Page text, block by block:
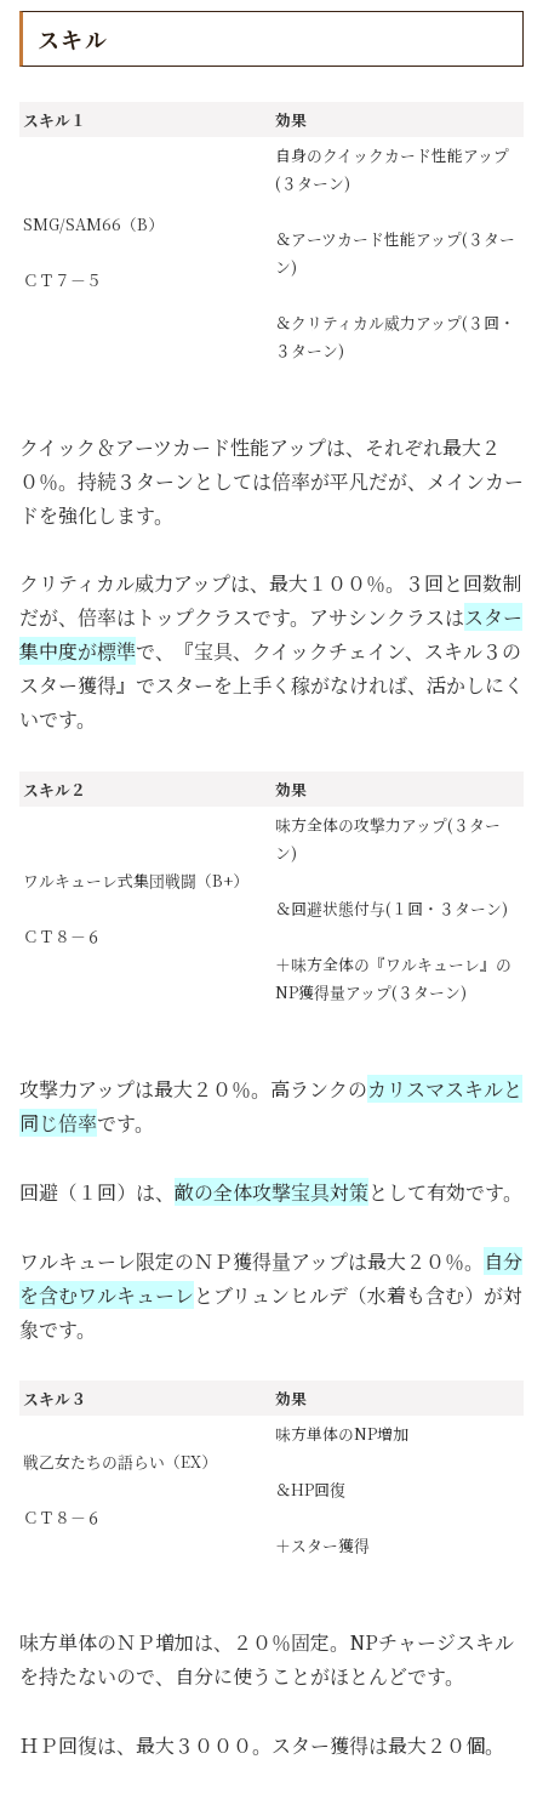
スキル
スキル１ 効果
SMG/SAM66（B）
ＣＴ７－５
自身のクイックカード性能アップ
(３ターン)
＆アーツカード性能アップ(３ター
ン)
＆クリティカル威力アップ(３回・
３ターン)
クイック＆アーツカード性能アップは、それぞれ最大２
０％。持続３ターンとしては倍率が平凡だが、メインカー
ドを強化します。
クリティカル威力アップは、最大１００％。３回と回数制
だが、倍率はトップクラスです。アサシンクラスはスター
集中度が標準で、『宝具、クイックチェイン、スキル３の
スター獲得』でスターを上手く稼がなければ、活かしにく
いです。
スキル２ 効果
ワルキューレ式集団戦闘（B+）
ＣＴ８－６
味方全体の攻撃力アップ(３ター
ン)
＆回避状態付与(１回・３ターン)
＋味方全体の『ワルキューレ』の
NP獲得量アップ(３ターン)
攻撃力アップは最大２０％。高ランクのカリスマスキルと
同じ倍率です。
回避（１回）は、 敵の全体攻撃宝具対策として有効です。
ワルキューレ限定のＮＰ獲得量アップは最大２０％。
自分
を含むワルキューレとブリュンヒルデ（水着も含む）が対
象です。
スキル３ 効果
戦乙女たちの語らい（EX）
ＣＴ８－６
味方単体のNP増加
＆HP回復
＋スター獲得
味方単体のＮＰ増加は、２０％固定。NPチャージスキル
を持たないので、自分に使うことがほとんどです。
ＨＰ回復は、最大３０００。スター獲得は最大２０個。